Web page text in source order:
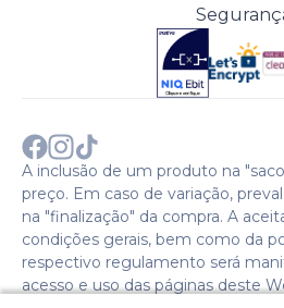
Política de Privacidade
Comprar com CNPJ?
Sobre a COTY no mundo
Cenoura & Bronze
A inclusão de um produto na
preço. Em caso de variação,
na "finalização" da compra. A
condições gerais, bem como da
respectivo regulamento será
acesso e uso das páginas deste